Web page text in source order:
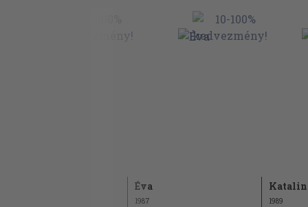
József Attila |Judit-versek töredékei|
Éva
1987
Katalin
1989